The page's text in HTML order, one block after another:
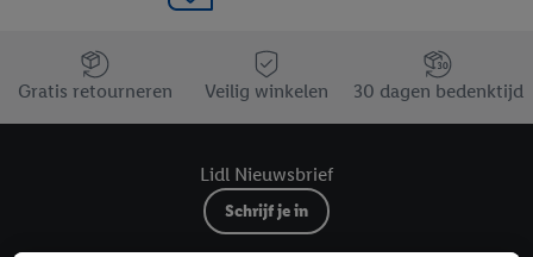
Jouw voordelen bij ons als Lidl webshop klant
Gratis retourneren
Veilig winkelen 30 dagen bedenktijd
Lidl Nieuwsbrief
Schrijf je in